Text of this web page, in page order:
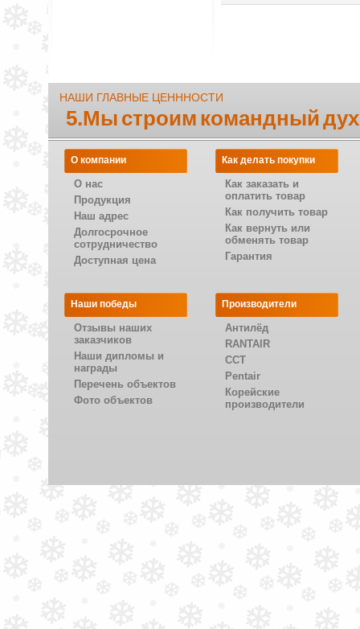
НАШИ ГЛАВНЫЕ ЦЕНННОСТИ
5.Мы строим командный
О компании
О нас
Продукция
Наш адрес
Долгосрочное
сотрудничество
Доступная цена
Как делать покупки
Как заказать и
оплатить товар
Как получить товар
Как вернуть или
обменять товар
Гарантия
Наши победы
Отзывы наших
заказчиков
Наши дипломы и
награды
Перечень объектов
Фото объектов
Производители
Антилёд
RANTAIR
CCT
Pentair
Корейские
производители